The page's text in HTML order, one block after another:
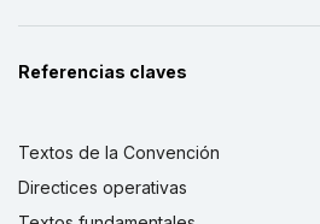
Referencias claves
Textos de la Convención
Directices operativas